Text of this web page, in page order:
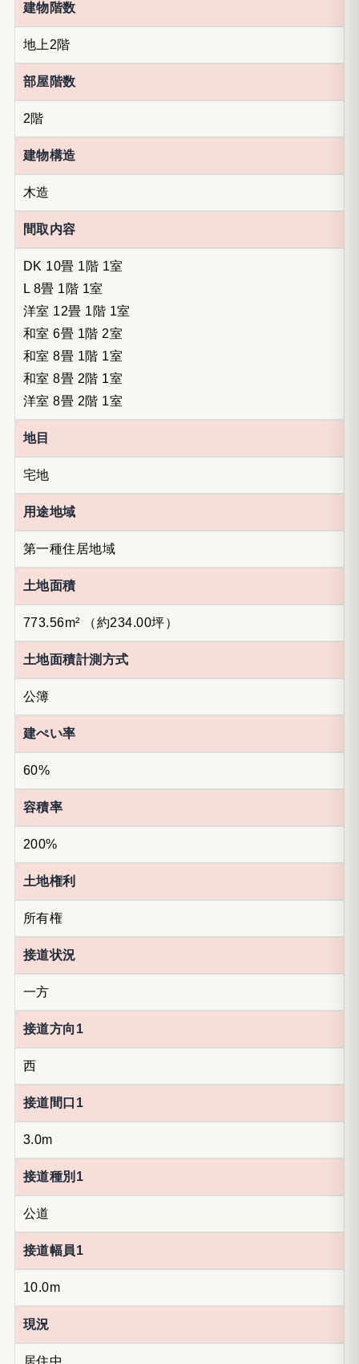
建物階数
地上2階
部屋階数
2階
建物構造
木造
間取内容
DK 10畳 1階 1室
L 8畳 1階 1室
洋室 12畳 1階 1室
和室 6畳 1階 2室
和室 8畳 1階 1室
和室 8畳 2階 1室
洋室 8畳 2階 1室
地目
宅地
用途地域
第一種住居地域
土地面積
773.56m² （約234.00坪）
土地面積計測方式
公簿
建ぺい率
60%
容積率
200%
土地権利
所有権
接道状況
一方
接道方向1
西
接道間口1
3.0m
接道種別1
公道
接道幅員1
10.0m
現況